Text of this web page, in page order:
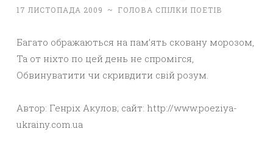
17 ЛИСТОПАДА 2009 ~ ГОЛОВА СПІЛКИ ПОЕТІВ
Багато ображаються на пам’ять сковану морозом,
Та от ніхто по цей день не спромігся,
Обвинуватити чи скривдити свій розум.
Автор: Генріх Акулов; сайт: http://www.poeziya-
ukrainy.com.ua